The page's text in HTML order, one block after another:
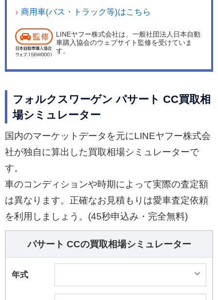
商用車(バス・トラック等)はこちら
LINEヤフー株式会社は、一般社団法人日本自動
車購入協会のウェブサイト監修を受けていま
す。
フォルクスワーゲン パサート CC買取相
場シミュレーター
国内のマーケットデータを元にLINEヤフー株式会
社が独自に算出した買取相場シミュレーターで
す。
車のコンディションや時期によって実際の査定額
は異なります。正確なお見積もりは愛車査定依頼
を利用しましょう。(45秒申込み・完全無料)
パサート CCの買取相場シミュレーター
年式